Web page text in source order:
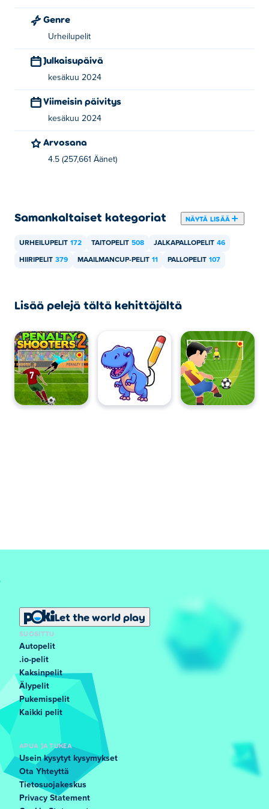
Penalty Shooters X on 10x10 Gamesin luoma. Pelaa
heidän toista peliänsä Poki:
Screamers
FootyZag
Kuinka voin pelata Penalty Shooters X:ää
ilmaiseksi?
Voit pelata Penalty Shooters X:ää ilmaiseksi Poki.
Voinko pelata Penalty Shooters X:ää
mobiililaitteilla ja työpöydällä?
Genre
Urheilupelit
Julkaisupäivä
kesäkuu 2024
Viimeisin päivitys
kesäkuu 2024
Arvosana
4.5 (257,661 Äänet)
Samankaltaiset kategoriat NÄYTÄ LISÄÄ
URHEILUPELIT 172 TAITOPELIT 508 JALKAPALLOPELIT 46
HIIRIPELIT 379 MAAILMANCUP-PELIT 11 PALLOPELIT 107
Lisää pelejä tältä kehittäjältä
Let the world play
SUOSITTU
Autopelit
.io-pelit
Kaksinpelit
Älypelit
Pukemispelit
Kaikki pelit
APUA JA TUKEA
Usein kysytyt kysymykset
Ota Yhteyttä
Tietosuojakeskus
Privacy Statement